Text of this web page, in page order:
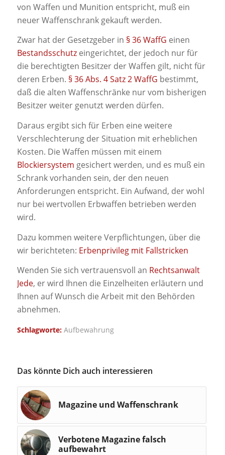
von Waffen und Munition entspricht, muß ein
neuer Waffenschrank gekauft werden.
Zwar hat der Gesetzgeber in § 36 WaffG einen
Bestandsschutzeingerichtet, der jedoch nur für
die berechtigten Besitzer der Waffen gilt, nicht für
deren Erben. § 36 Abs. 4 Satz 2 WaffG bestimmt,
daß die alten Waffenschränke nur vom bisherigen
Besitzer weiter genutzt werden dürfen.
Daraus ergibt sich für Erben eine weitere
Verschlechterung der Situation mit erheblichen
Kosten. Die Waffen müssen mit einem
Blockiersystem gesichert werden, und es muß ein
Schrank vorhanden sein, der den neuen
Anforderungen entspricht. Ein Aufwand, der wohl
nur bei wertvollen Erbwaffen betrieben werden
wird.
Dazu kommen weitere Verpflichtungen, über die
wir berichteten: Erbenprivileg mit Fallstricken
Wenden Sie sich vertrauensvoll an Rechtsanwalt
Jede, er wird Ihnen die Einzelheiten erläutern und
Ihnen auf Wunsch die Arbeit mit den Behörden
abnehmen.
Schlagworte: Aufbewahrung
Das könnte Dich auch interessieren
Magazine und Waffenschrank
Verbotene Magazine falsch
aufbewahrt